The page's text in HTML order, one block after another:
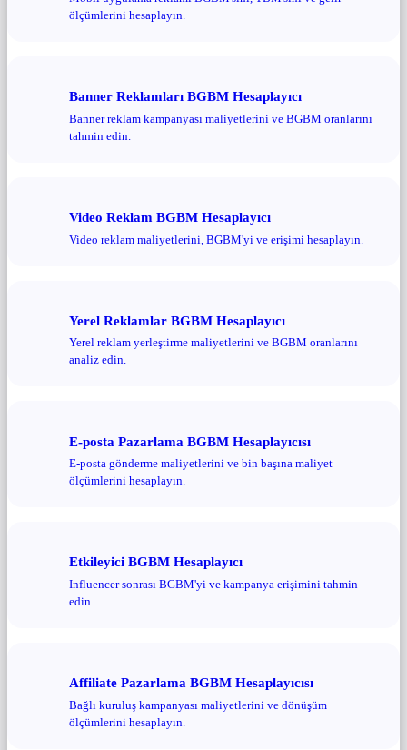
ölçümlerini hesaplayın.
Banner Reklamları BGBM Hesaplayıcı
Banner reklam kampanyası maliyetlerini ve BGBM oranlarını
tahmin edin.
Video Reklam BGBM Hesaplayıcı
Video reklam maliyetlerini, BGBM'yi ve erişimi hesaplayın.
Yerel Reklamlar BGBM Hesaplayıcı
Yerel reklam yerleştirme maliyetlerini ve BGBM oranlarını
analiz edin.
E-posta Pazarlama BGBM Hesaplayıcısı
E-posta gönderme maliyetlerini ve bin başına maliyet
ölçümlerini hesaplayın.
Etkileyici BGBM Hesaplayıcı
Influencer sonrası BGBM'yi ve kampanya erişimini tahmin
edin.
Affiliate Pazarlama BGBM Hesaplayıcısı
Bağlı kuruluş kampanyası maliyetlerini ve dönüşüm
ölçümlerini hesaplayın.